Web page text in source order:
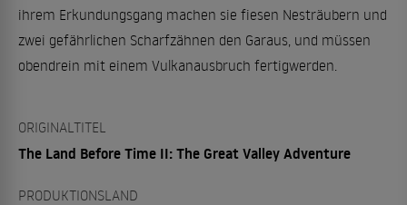
ihrem Erkundungsgang machen sie fiesen Nesträubern und
zwei gefährlichen Scharfzähnen den Garaus, und müssen
obendrein mit einem Vulkanausbruch fertigwerden.
ORIGINALTITEL
The Land Before Time II: The Great Valley Adventure
PRODUKTIONSLAND